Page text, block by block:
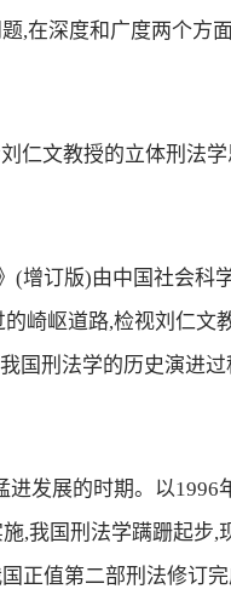
在深度和广度两个方
文教授的立体刑法学
订版)由中国社会科
崎岖道路,检视刘仁文
国刑法学的历史演进
发展的时期。以1996
,我国刑法学蹒跚起步,
正值第二部刑法修订